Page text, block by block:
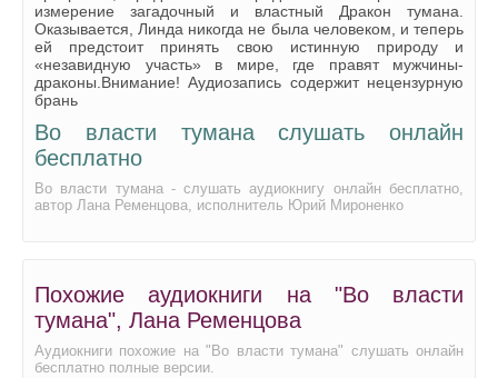
измерение загадочный и властный Дракон тумана.
Оказывается, Линда никогда не была человеком, и теперь
ей предстоит принять свою истинную природу и
«незавидную участь» в мире, где правят мужчины-
драконы.Внимание! Аудиозапись содержит нецензурную
брань
Во власти тумана слушать онлайн
бесплатно
Во власти тумана - слушать аудиокнигу онлайн бесплатно,
автор Лана Ременцова, исполнитель Юрий Мироненко
Похожие аудиокниги на "Во власти
тумана", Лана Ременцова
Аудиокниги похожие на "Во власти тумана" слушать онлайн
бесплатно полные версии.